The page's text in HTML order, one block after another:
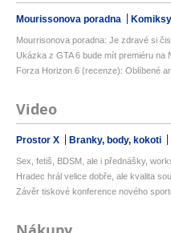
Mourissonova poradna Komiksy
Mourrisonova poradna: Je zdravé si
Ukázka z GTA 6 bude mít premiéru na
Forza Horizon 6 (recenze): Oblíbené
Video
Prostor X Branky, body, kokoti
Sex, fetiš, BDSM, ale i přednášky,
Hradec hrál velice dobře, ale kvalita
Závěr tiskové konference nového